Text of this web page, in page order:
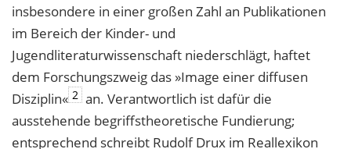
insbesondere in einer großen Zahl an Publikationen
im Bereich der Kinder- und
Jugendliteraturwissenschaft niederschlägt, haftet
dem Forschungszweig das »Image einer diffusen
Disziplin« 2 an. Verantwortlich ist dafür die
ausstehende begriffstheoretische Fundierung;
entsprechend schreibt Rudolf Drux im Reallexikon